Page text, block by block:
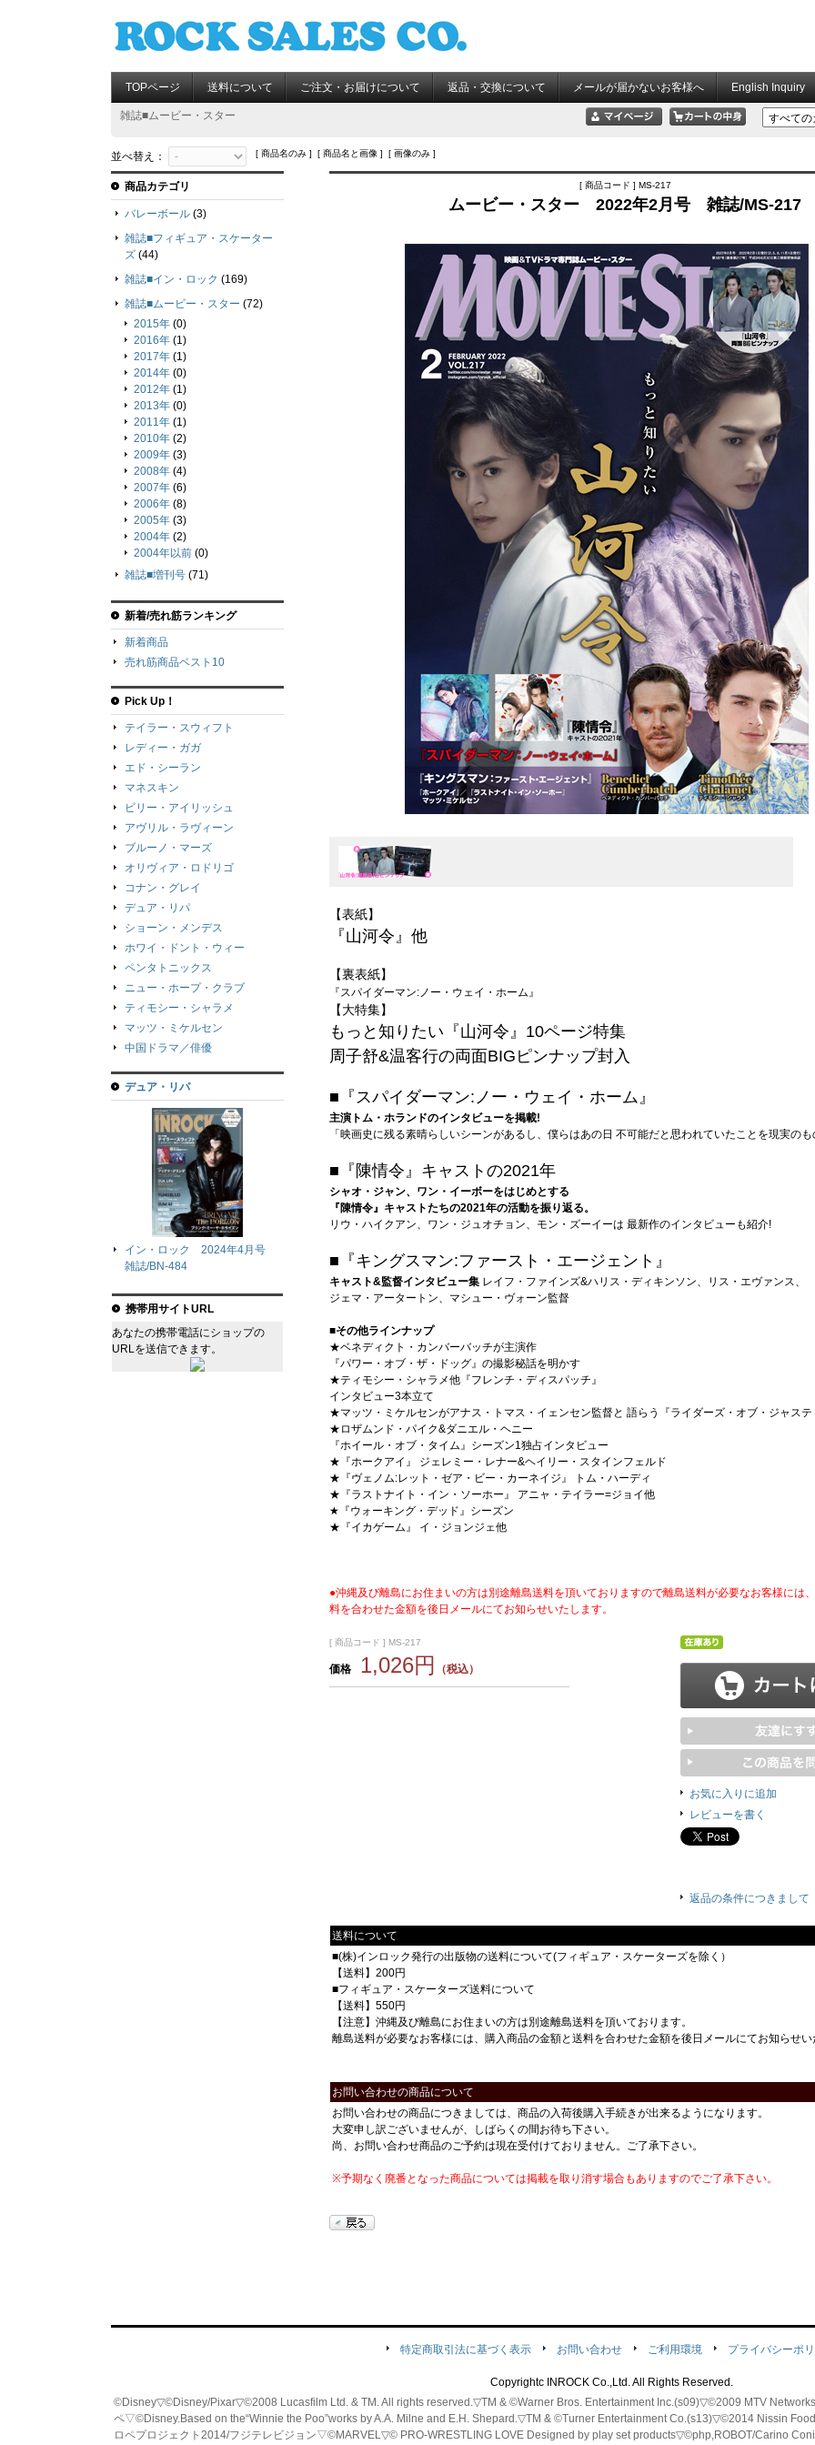
TOPページ 送料について ご注文・お届けについて 返品・交換について メールが届かないお客様へ English Inquiry
雑誌■ムービー・スター
並べ替え： [ 商品名のみ ] [ 商品名と画像 ] [ 画像のみ ]
[ 商品コード ] MS-217
ムービー・スター 2022年2月号 雑誌/MS-217
【表紙】
『山河令』他
【裏表紙】
『スパイダーマン:ノー・ウェイ・ホーム』
【大特集】
もっと知りたい『山河令』10ページ特集
周子舒&温客行の両面BIGピンナップ封入
■『スパイダーマン:ノー・ウェイ・ホーム』
主演トム・ホランドのインタビューを掲載!
「映画史に残る素晴らしいシーンがあるし、僕らはあの日 不可能だと思われていたことを現実のも
■『陳情令』キャストの2021年
シャオ・ジャン、ワン・イーボーをはじめとする
『陳情令』キャストたちの2021年の活動を振り返る。
リウ・ハイクアン、ワン・ジュオチョン、モン・ズーイーは 最新作のインタビューも紹介!
■『キングスマン:ファースト・エージェント』
キャスト&監督インタビュー集 レイフ・ファインズ&ハリス・ディキンソン、リス・エヴァンス、
ジェマ・アータートン、マシュー・ヴォーン監督
■その他ラインナップ
★ベネディクト・カンバーバッチが主演作
『パワー・オブ・ザ・ドッグ』の撮影秘話を明かす
★ティモシー・シャラメ他『フレンチ・ディスパッチ』
インタビュー3本立て
★マッツ・ミケルセンがアナス・トマス・イェンセン監督と 語らう『ライダーズ・オブ・ジャステ
★ロザムンド・パイク&ダニエル・ヘニー
『ホイール・オブ・タイム』シーズン1独占インタビュー
★『ホークアイ』 ジェレミー・レナー&ヘイリー・スタインフェルド
★『ヴェノム:レット・ゼア・ビー・カーネイジ』 トム・ハーディ
★『ラストナイト・イン・ソーホー』 アニャ・テイラー=ジョイ他
★『ウォーキング・デッド』シーズン
★『イカゲーム』 イ・ジョンジェ他
●沖縄及び離島にお住まいの方は別途離島送料を頂いておりますので離島送料が必要なお客様には
料を合わせた金額を後日メールにてお知らせいたします。
[ 商品コード ] MS-217
価格 1,026円 （税込）
お気に入りに追加
レビューを書く
返品の条件につきまして
送料について
■(株)インロック発行の出版物の送料について(フィギュア・スケーターズを除く）
【送料】200円
■フィギュア・スケーターズ送料について
【送料】550円
【注意】沖縄及び離島にお住まいの方は別途離島送料を頂いております。
離島送料が必要なお客様には、購入商品の金額と送料を合わせた金額を後日メールにてお知らせい
お問い合わせの商品について
お問い合わせの商品につきましては、商品の入荷後購入手続きが出来るようになります。
大変申し訳ございませんが、しばらくの間お待ち下さい。
尚、お問い合わせ商品のご予約は現在受付けておりません。ご了承下さい。
※予期なく廃番となった商品については掲載を取り消す場合もありますのでご了承下さい。
商品カテゴリ
バレーボール (3)
雑誌■フィギュア・スケーター
ズ (44)
雑誌■イン・ロック (169)
雑誌■ムービー・スター (72)
2015年 (0)
2016年 (1)
2017年 (1)
2014年 (0)
2012年 (1)
2013年 (0)
2011年 (1)
2010年 (2)
2009年 (3)
2008年 (4)
2007年 (6)
2006年 (8)
2005年 (3)
2004年 (2)
2004年以前 (0)
雑誌■増刊号 (71)
新着/売れ筋ランキング
新着商品
売れ筋商品ベスト10
Pick Up！
テイラー・スウィフト
レディー・ガガ
エド・シーラン
マネスキン
ビリー・アイリッシュ
アヴリル・ラヴィーン
ブルーノ・マーズ
オリヴィア・ロドリゴ
コナン・グレイ
デュア・リパ
ショーン・メンデス
ホワイ・ドント・ウィー
ペンタトニックス
ニュー・ホープ・クラブ
ティモシー・シャラメ
マッツ・ミケルセン
中国ドラマ／俳優
デュア・リパ
イン・ロック 2024年4月号
雑誌/BN-484
携帯用サイトURL
あなたの携帯電話にショップの
URLを送信できます。
特定商取引法に基づく表示 お問い合わせ ご利用環境 プライバシーポ
Copyrightc INROCK Co.,Ltd. All Rights Reserved.
©Disney▽©Disney/Pixar▽©2008 Lucasfilm Ltd. & TM. All rights reserved.▽TM & ©Warner Bros. Entertainment Inc.(s09)▽©2009 MTV
ペ▽©Disney.Based on the“Winnie the Poo”works by A.A. Milne and E.H. Shepard.▽TM & ©Turner Entertainment Co.(s13)▽©2014 Nissin
ロペプロジェクト2014/フジテレビジョン▽©MARVEL▽© PRO-WRESTLING LOVE Designed by play set products▽©php,ROBOT/Carino